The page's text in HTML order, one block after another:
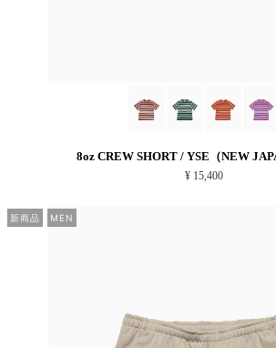
8oz CREW SHORT / YSE（NEW
¥ 15,400
新商品 MEN